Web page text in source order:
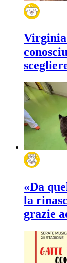
Virginia
«Da
la
grazie